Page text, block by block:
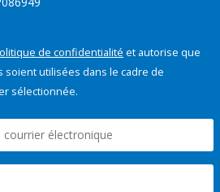
de confidentialité et autorise que
utilisées dans le cadre de
sélectionnée.